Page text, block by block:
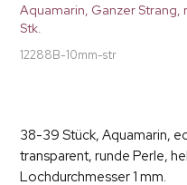
Aquamarin, Ganzer Strang,
Stk.
12288B-10mm-str
38-39 Stück, Aquamarin,
transparent, runde Perle,
Lochdurchmesser 1 mm.